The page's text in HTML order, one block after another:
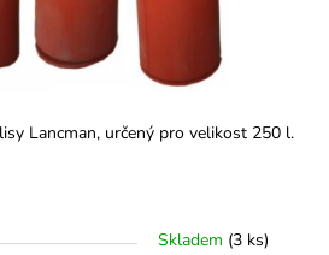
Lancman, určený pro velikost 250 l.
Skladem (3 ks)